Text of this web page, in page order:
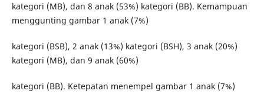
kategori (MB), dan 8 anak (53%) kategori (BB). Kemampuan
menggunting gambar 1 anak (7%)
kategori (BSB), 2 anak (13%) kategori (BSH), 3 anak (20%)
kategori (MB), dan 9 anak (60%)
kategori (BB). Ketepatan menempel gambar 1 anak (7%)